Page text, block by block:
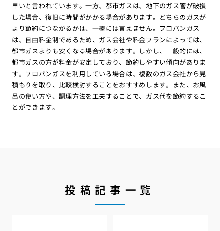
早いと言われています。一方、都市ガスは、地下のガス管が破損
した場合、復旧に時間がかかる場合があります。どちらのガスが
より節約につながるかは、一概には言えません。プロパンガス
は、自由料金制であるため、ガス会社や料金プランによっては、
都市ガスよりも安くなる場合があります。しかし、一般的には、
都市ガスの方が料金が安定しており、節約しやすい傾向がありま
す。プロパンガスを利用している場合は、複数のガス会社から見
積もりを取り、比較検討することをおすすめします。また、お風
呂の使い方や、調理方法を工夫することで、ガス代を節約するこ
とができます。
投稿記事一覧